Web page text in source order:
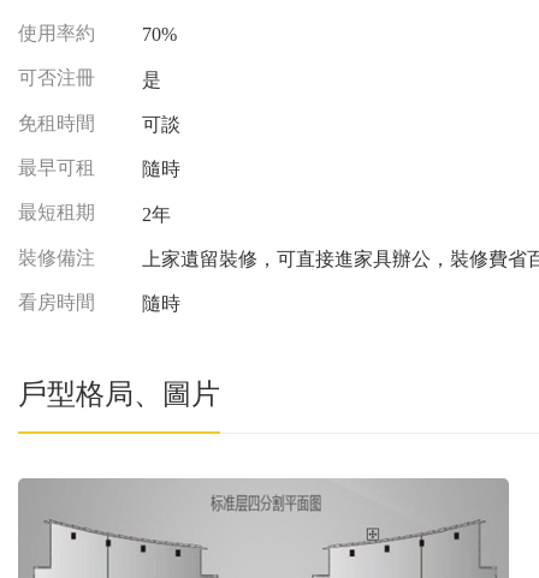
使用率約 70%
可否注冊 是
免租時間 可談
最早可租 隨時
最短租期 2年
裝修備注 上家遺留裝修，可直接進家具辦公，裝修費省
看房時間 隨時
戶型格局、圖片